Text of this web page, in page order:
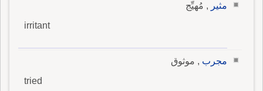
مثير , مُهيِّج
irritant
مجرب , موثوق
tried